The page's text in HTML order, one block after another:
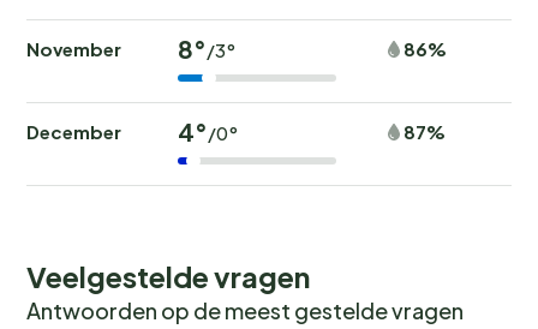
November 8°/3° 86%
December 4°/0° 87%
Veelgestelde vragen
Antwoorden op de meest gestelde vragen